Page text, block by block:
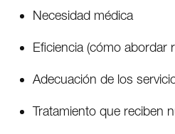
Necesidad médica
Eficiencia (cómo abordar
Adecuación de los
Tratamiento que reciben